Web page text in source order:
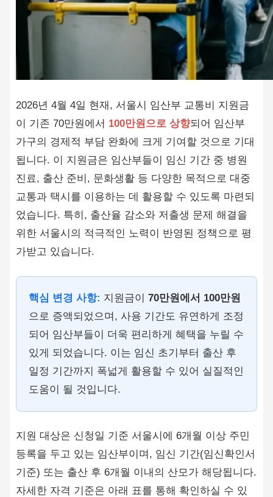
2026년 4월 4일 현재, 서울시 임산부 교통비 지원금
이 기존 70만원에서 100만원으로 상향되어 임산부
가구의 경제적 부담 완화에 크게 기여할 것으로 기대
됩니다. 이 지원금은 임산부들이 임신 기간 중 병원
진료, 출산 준비, 문화생활 등 다양한 목적으로 대중
교통과 택시를 이용하는 데 활용할 수 있도록 마련되
었습니다. 특히, 출산율 감소와 저출생 문제 해결을
위한 서울시의 적극적인 노력이 반영된 정책으로 평
가받고 있습니다.
핵심 변경 사항: 지원금이 70만원에서 100만원
으로 증액되었으며, 사용 기간도 유연하게 조정
되어 임산부들이 더욱 편리하게 혜택을 누릴 수
있게 되었습니다. 이는 임신 초기부터 출산 후
일정 기간까지 폭넓게 활용할 수 있어 실질적인
도움이 될 것입니다.
지원 대상은 신청일 기준 서울시에 6개월 이상 주민
등록을 두고 있는 임산부이며, 임신 기간(임신확인서
기준) 또는 출산 후 6개월 이내의 산모가 해당됩니다.
자세한 자격 기준은 아래 표를 통해 확인하실 수 있